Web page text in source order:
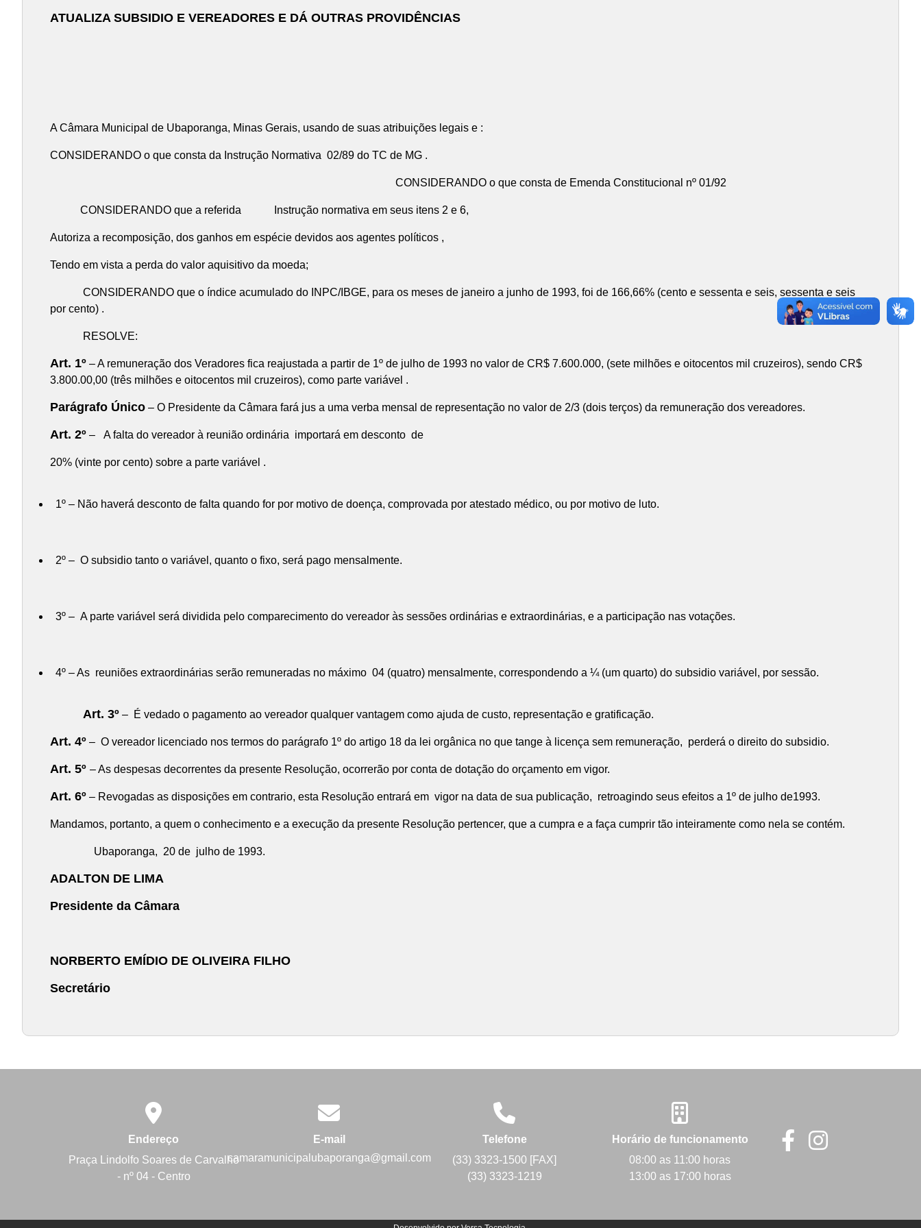
ATUALIZA SUBSIDIO E VEREADORES E DÁ OUTRAS PROVIDÊNCIAS
A Câmara Municipal de Ubaporanga, Minas Gerais, usando de suas atribuições legais e :
CONSIDERANDO o que consta da Instrução Normativa 02/89 do TC de MG .
CONSIDERANDO o que consta de Emenda Constitucional nº 01/92
CONSIDERANDO que a referida Instrução normativa em seus itens 2 e 6,
Autoriza a recomposição, dos ganhos em espécie devidos aos agentes políticos ,
Tendo em vista a perda do valor aquisitivo da moeda;
CONSIDERANDO que o índice acumulado do INPC/IBGE, para os meses de janeiro a junho de 1993, foi de 166,66% (cento e sessenta e seis, sessenta e seis
por cento) .
RESOLVE:
Art. 1º – A remuneração dos Veradores fica reajustada a partir de 1º de julho de 1993 no valor de CR$ 7.600.000, (sete milhões e oitocentos mil cruzeiros), sendo CR$
3.800.00,00 (três milhões e oitocentos mil cruzeiros), como parte variável .
Parágrafo Único – O Presidente da Câmara fará jus a uma verba mensal de representação no valor de 2/3 (dois terços) da remuneração dos vereadores.
Art. 2º – A falta do vereador à reunião ordinária importará em desconto de
20% (vinte por cento) sobre a parte variável .
1º – Não haverá desconto de falta quando for por motivo de doença, comprovada por atestado médico, ou por motivo de luto.
2º – O subsidio tanto o variável, quanto o fixo, será pago mensalmente.
3º – A parte variável será dividida pelo comparecimento do vereador às sessões ordinárias e extraordinárias, e a participação nas votações.
4º – As reuniões extraordinárias serão remuneradas no máximo 04 (quatro) mensalmente, correspondendo a ¼ (um quarto) do subsidio variável, por sessão.
Art. 3º – É vedado o pagamento ao vereador qualquer vantagem como ajuda de custo, representação e gratificação.
Art. 4º – O vereador licenciado nos termos do parágrafo 1º do artigo 18 da lei orgânica no que tange à licença sem remuneração, perderá o direito do subsidio.
Art. 5º – As despesas decorrentes da presente Resolução, ocorrerão por conta de dotação do orçamento em vigor.
Art. 6º – Revogadas as disposições em contrario, esta Resolução entrará em vigor na data de sua publicação, retroagindo seus efeitos a 1º de julho de1993.
Mandamos, portanto, a quem o conhecimento e a execução da presente Resolução pertencer, que a cumpra e a faça cumprir tão inteiramente como nela se contém.
Ubaporanga, 20 de julho de 1993.
ADALTON DE LIMA
Presidente da Câmara
NORBERTO EMÍDIO DE OLIVEIRA FILHO
Secretário
Endereço
Praça Lindolfo Soares de Carvalho
- nº 04 - Centro
E-mail
camaramunicipalubaporanga@gmail.com
Telefone
(33) 3323-1500 [FAX]
(33) 3323-1219
Horário de funcionamento
08:00 as 11:00 horas
13:00 as 17:00 horas